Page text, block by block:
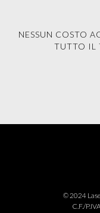
NESSUN COSTO
TUTTO IL
© 2024
C.F./